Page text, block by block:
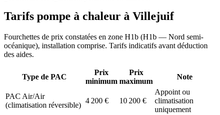
Tarifs pompe à chaleur à Villejuif
Fourchettes de prix constatées en zone H1b (H1b — Nord semi-
océanique), installation comprise. Tarifs indicatifs avant déduction
des aides.
Type de PAC
Prix
minimum
Prix
maximum
Note
PAC Air/Air
(climatisation réversible)
4 200 € 10 200 €
Appoint ou
climatisation
uniquement